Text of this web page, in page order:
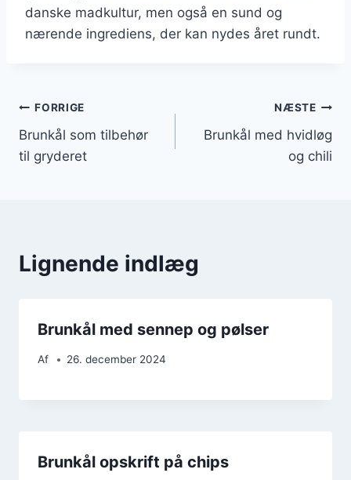
danske madkultur, men også en sund og
nærende ingrediens, der kan nydes året rundt.
Indlægsnavigation
FORRIGE
Brunkål som tilbehør
til gryderet
NÆSTE
Brunkål med hvidløg
og chili
Lignende indlæg
Brunkål med sennep og pølser
Af 26. december 2024
Brunkål opskrift på chips